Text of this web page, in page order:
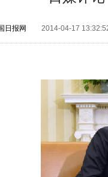
日报网 2014-04-17